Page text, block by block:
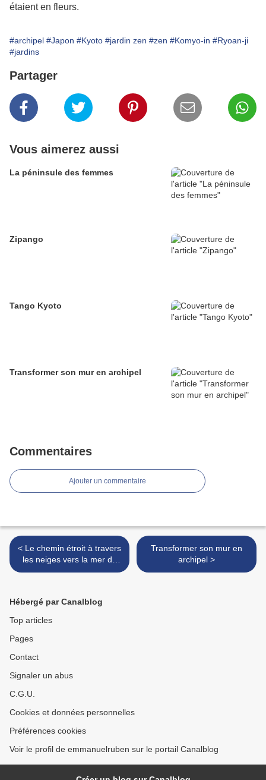
étaient en fleurs.
#archipel #Japon #Kyoto #jardin zen #zen #Komyo-in #Ryoan-ji
#jardins
Partager
Vous aimerez aussi
La péninsule des femmes
Zipango
Tango Kyoto
Transformer son mur en archipel
Commentaires
Ajouter un commentaire
< Le chemin étroit à travers
les neiges vers la mer du
Japon
Transformer son mur en
archipel >
Hébergé par Canalblog
Top articles
Pages
Contact
Signaler un abus
C.G.U.
Cookies et données personnelles
Préférences cookies
Voir le profil de emmanuelruben sur le portail Canalblog